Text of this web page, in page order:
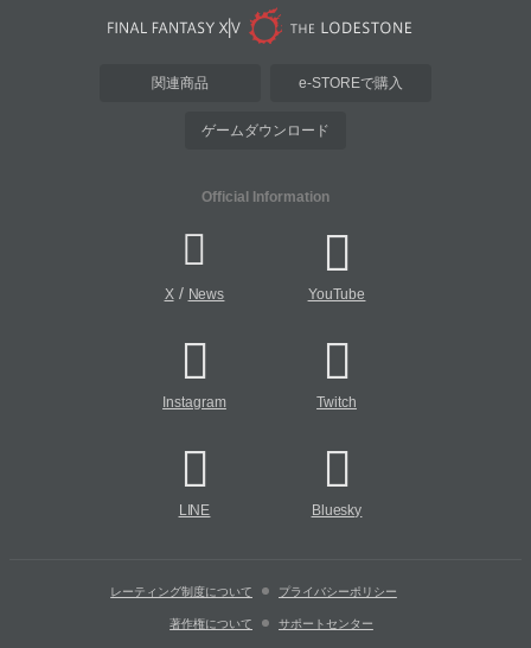
関連商品 e-STOREで購入
ゲームダウンロード
Official Information
X/ News YouTube
Instagram Twitch
LINE Bluesky
レーティング制度について プライバシーポリシー
著作権について サポートセンター